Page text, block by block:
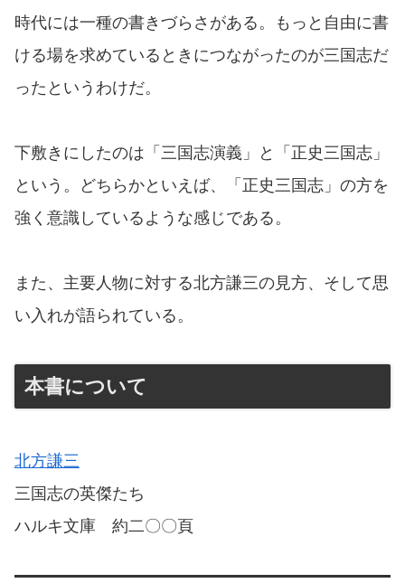
時代には一種の書きづらさがある。もっと自由に書
ける場を求めているときにつながったのが三国志だ
ったというわけだ。
下敷きにしたのは「三国志演義」と「正史三国志」
という。どちらかといえば、「正史三国志」の方を
強く意識しているような感じである。
また、主要人物に対する北方謙三の見方、そして思
い入れが語られている。
本書について
北方謙三
三国志の英傑たち
ハルキ文庫 約二〇〇頁